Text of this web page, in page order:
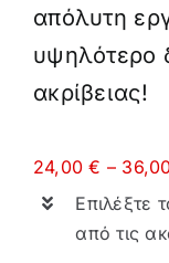
απόλυτη
υψηλότερο
ακρίβειας!
24,00€ –
Επιλέξτε
από τις